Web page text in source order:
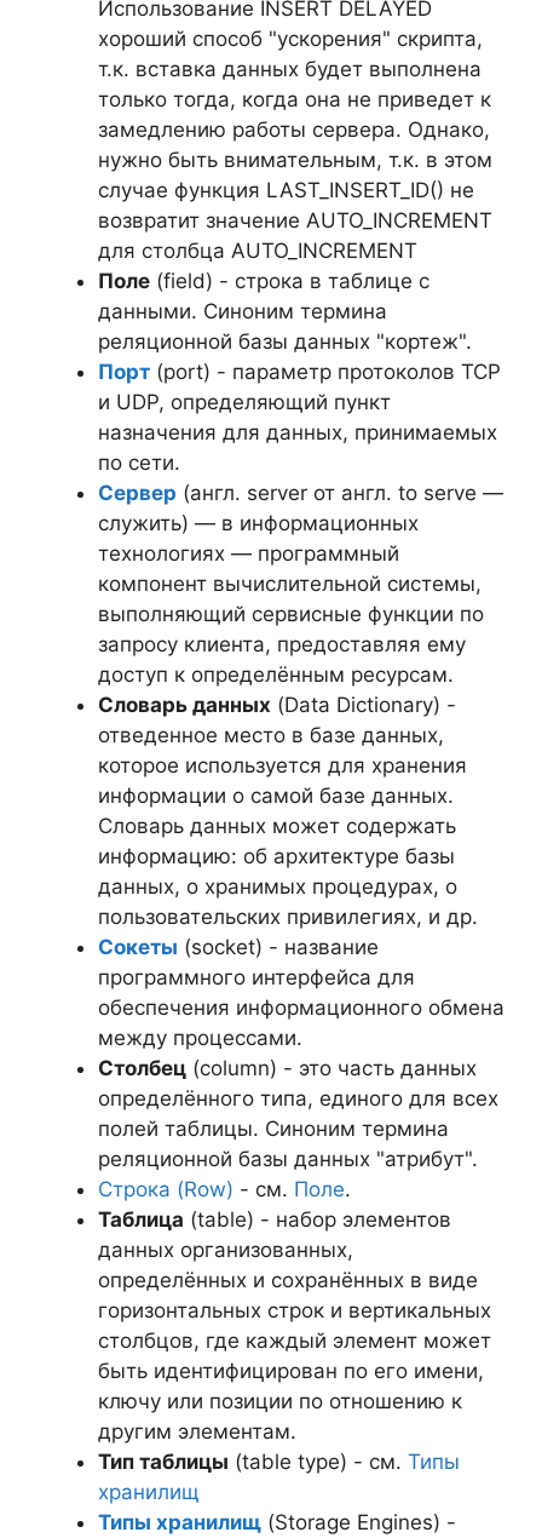
Использование INSERT DELAYED
хороший способ "ускорения" скрипта,
т.к. вставка данных будет выполнена
только тогда, когда она не приведет к
замедлению работы сервера. Однако,
нужно быть внимательным, т.к. в этом
случае функция LAST_INSERT_ID() не
возвратит значение AUTO_INCREMENT
для столбца AUTO_INCREMENT
Поле (field) - строка в таблице с
данными. Синоним термина
реляционной базы данных "кортеж".
Порт (port) - параметр протоколов TCP
и UDP, определяющий пункт
назначения для данных, принимаемых
по сети.
Сервер (англ. server от англ. to serve —
служить) — в информационных
технологиях — программный
компонент вычислительной системы,
выполняющий сервисные функции по
запросу клиента, предоставляя ему
доступ к определённым ресурсам.
Словарь данных (Data Dictionary) -
отведенное место в базе данных,
которое используется для хранения
информации о самой базе данных.
Словарь данных может содержать
информацию: об архитектуре базы
данных, о хранимых процедурах, о
пользовательских привилегиях, и др.
Сокеты (socket) - название
программного интерфейса для
обеспечения информационного обмена
между процессами.
Столбец (column) - это часть данных
определённого типа, единого для всех
полей таблицы. Синоним термина
реляционной базы данных "атрибут".
Строка (Row) - см. Поле.
Таблица (table) - набор элементов
данных организованных,
определённых и сохранённых в виде
горизонтальных строк и вертикальных
столбцов, где каждый элемент может
быть идентифицирован по его имени,
ключу или позиции по отношению к
другим элементам.
Тип таблицы (table type) - см. Типы
хранилищ
Типы хранилищ (Storage Engines) -